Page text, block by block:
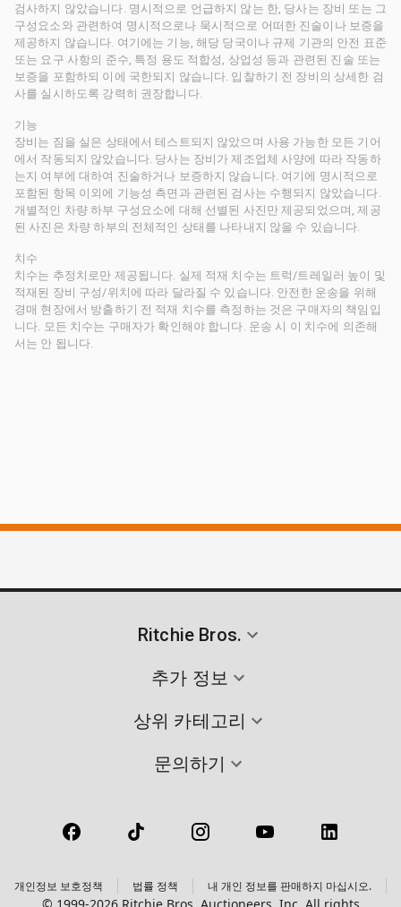
검사하지 않았습니다. 명시적으로 언급하지 않는 한, 당사는 장비 또는 그
구성요소와 관련하여 명시적으로나 묵시적으로 어떠한 진술이나 보증을
제공하지 않습니다. 여기에는 기능, 해당 당국이나 규제 기관의 안전 표준
또는 요구 사항의 준수, 특정 용도 적합성, 상업성 등과 관련된 진술 또는
보증을 포함하되 이에 국한되지 않습니다. 입찰하기 전 장비의 상세한 검
사를 실시하도록 강력히 권장합니다.
기능
장비는 짐을 실은 상태에서 테스트되지 않았으며 사용 가능한 모든 기어
에서 작동되지 않았습니다. 당사는 장비가 제조업체 사양에 따라 작동하
는지 여부에 대하여 진술하거나 보증하지 않습니다. 여기에 명시적으로
포함된 항목 이외에 기능성 측면과 관련된 검사는 수행되지 않았습니다.
개별적인 차량 하부 구성요소에 대해 선별된 사진만 제공되었으며, 제공
된 사진은 차량 하부의 전체적인 상태를 나타내지 않을 수 있습니다.
치수
치수는 추정치로만 제공됩니다. 실제 적재 치수는 트럭/트레일러 높이 및
적재된 장비 구성/위치에 따라 달라질 수 있습니다. 안전한 운송을 위해
경매 현장에서 방출하기 전 적재 치수를 측정하는 것은 구매자의 책임입
니다. 모든 치수는 구매자가 확인해야 합니다. 운송 시 이 치수에 의존해
서는 안 됩니다.
Ritchie Bros.
추가 정보
상위 카테고리
문의하기
개인정보 보호정책 법률 정책 내 개인 정보를 판매하지 마십시오.